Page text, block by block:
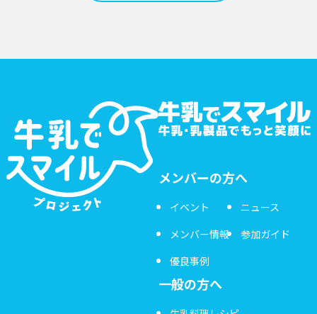
メンバーの方へ
イベント
メンバー情報
優良事例
ニュース
参加ガイド
一般の方へ